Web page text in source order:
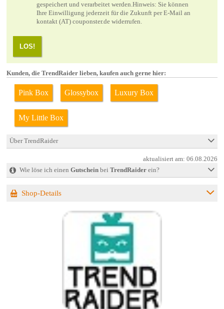
gespeichert und verarbeitet werden.Hinweis: Sie können
Ihre Einwilligung jederzeit für die Zukunft per E-Mail an
kontakt (AT) couponster.de widerrufen.
LOS!
Kunden, die TrendRaider lieben, kaufen auch gerne hier:
Pink Box Glossybox Luxury Box
My Little Box
Über TrendRaider
aktualisiert am:06.08.2026
Wie löse ich einen Gutscheinbei TrendRaiderein?
Shop-Details